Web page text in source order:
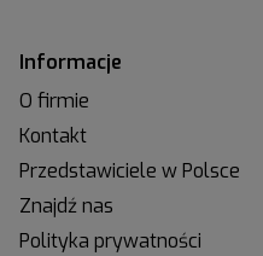
Informacje
O firmie
Kontakt
Przedstawiciele w Polsce
Znajdź nas
Polityka prywatności